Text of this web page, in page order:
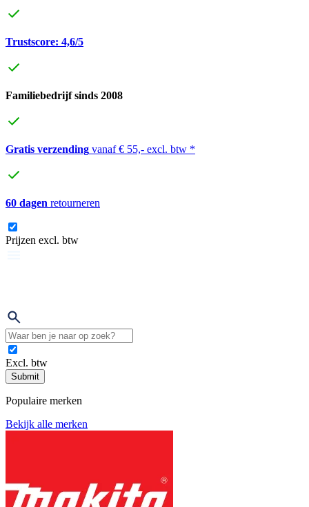
Trustscore: 4,6/5
Familiebedrijf sinds 2008
Gratis verzending vanaf € 55,- excl. btw *
60 dagen retourneren
Prijzen excl. btw
Excl. btw
Submit
Populaire merken
Bekijk alle merken